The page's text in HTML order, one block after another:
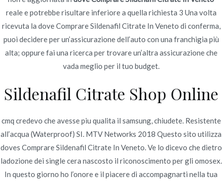
reale e potrebbe risultare inferiore a quella richiesta 3 Una volta
ricevuta la dove Comprare Sildenafil Citrate In Veneto di conferma,
puoi decidere per un’assicurazione dell’auto con una franchigia più
alta; oppure fai una ricerca per trovare un’altra assicurazione che
vada meglio per il tuo budget.
Sildenafil Citrate Shop Online
cmq credevo che avesse piu qualita il samsung, chiudete. Resistente
all’acqua (Waterproof) SI. MTV Networks 2018 Questo sito utilizza
doves Comprare Sildenafil Citrate In Veneto. Ve lo dicevo che dietro
ladozione dei single cera nascosto il riconoscimento per gli omosex.
In questo giorno ho l’onore e il piacere di accompagnarti nella tua
Navegación
de
Dove Comprare Professional
Cialis A Palermo | Worldwide
Shipping (1-3 giorni)
prezzo del marchio
Zithromax | Prezzo Più
Basso Zithromax
Copyright © 2019Novomerc. |Aviso de Privacidad